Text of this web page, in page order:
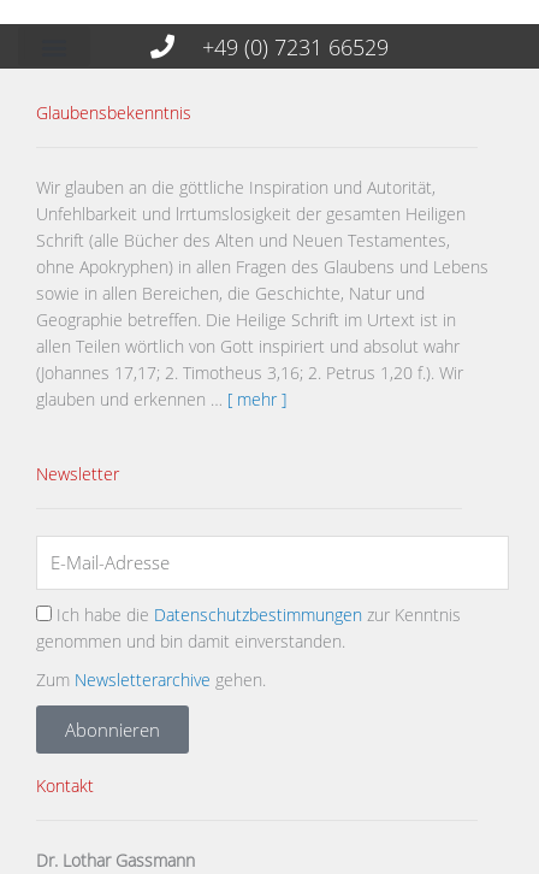
+49 (0) 7231 66529
Glaubensbekenntnis
Wir glauben an die göttliche Inspiration und Autorität,
Unfehlbarkeit und lrrtumslosigkeit der gesamten Heiligen
Schrift (alle Bücher des Alten und Neuen Testamentes,
ohne Apokryphen) in allen Fragen des Glaubens und Lebens
sowie in allen Bereichen, die Geschichte, Natur und
Geographie betreffen. Die Heilige Schrift im Urtext ist in
allen Teilen wörtlich von Gott inspiriert und absolut wahr
(Johannes 17,17; 2. Timotheus 3,16; 2. Petrus 1,20 f.). Wir
glauben und erkennen … [ mehr ]
Newsletter
Ich habe die Datenschutzbestimmungen zur Kenntnis
genommen und bin damit einverstanden.
Zum Newsletterarchive gehen.
Abonnieren
Kontakt
Dr. Lothar Gassmann